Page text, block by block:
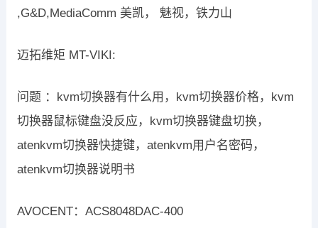
,G&D,MediaComm 美凯， 魅视，铁力山
迈拓维矩 MT-VIKI:
问题 ：kvm切换器有什么用，kvm切换器价格，kvm
切换器鼠标键盘没反应，kvm切换器键盘切换，
atenkvm切换器快捷键，atenkvm用户名密码，
atenkvm切换器说明书
AVOCENT：ACS8048DAC-400